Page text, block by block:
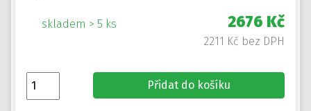
skladem > 5 ks 2676 Kč
2211 Kč bez DPH
Přidat do košíku